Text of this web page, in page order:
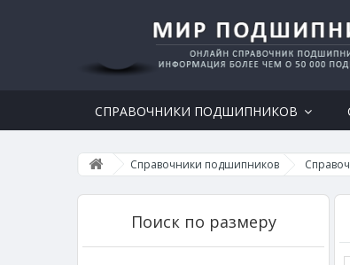
СПРАВОЧНИКИ ПОДШИПНИКОВ
Справочники подшипников
Поиск по размеру